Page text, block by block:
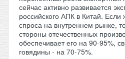
сейчас активно развивается
российского АПК в Китай. Если
спроса на внутреннем рынке,
стороны отечественных
обеспечивает его на 90-95%,
говядины - на 70-75%.